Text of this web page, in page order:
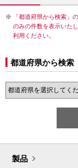
「都道府県から検索」
のみの件数を表示いた
利用ください。
都道府県から検索
製品